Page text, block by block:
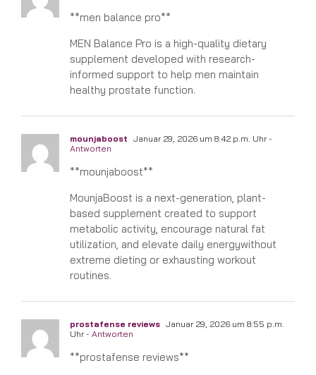
**men balance pro**
MEN Balance Pro is a high-quality dietary
supplement developed with research-
informed support to help men maintain
healthy prostate function.
mounjaboost Januar 29, 2026 um 8:42 p.m. Uhr-
Antworten
**mounjaboost**
MounjaBoost is a next-generation, plant-
based supplement created to support
metabolic activity, encourage natural fat
utilization, and elevate daily energywithout
extreme dieting or exhausting workout
routines.
prostafense reviews Januar 29, 2026 um 8:55 p.m.
Uhr- Antworten
**prostafense reviews**